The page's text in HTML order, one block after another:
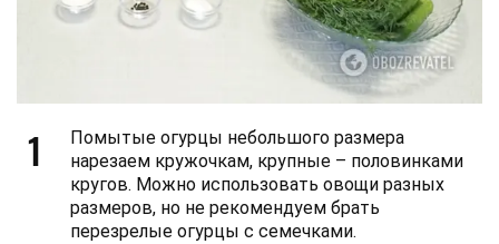
1
Помытые огурцы небольшого размера
нарезаем кружочкам, крупные – половинками
кругов. Можно использовать овощи разных
размеров, но не рекомендуем брать
перезрелые огурцы с семечками.